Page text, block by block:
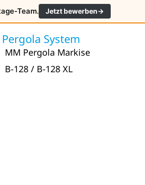
Team. Jetzt bewerben→
Pergola System
MM Pergola Markise
B-128 / B-128 XL